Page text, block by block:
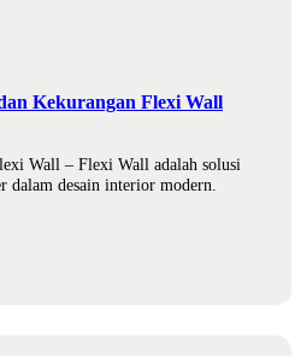
Kekurangan Flexi Wall
Wall – Flexi Wall adalah solusi
dalam desain interior modern.